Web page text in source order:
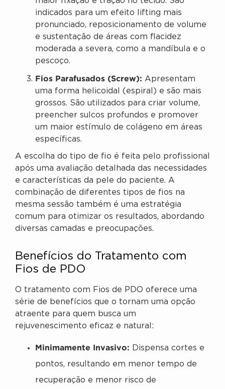
indicados para um efeito lifting mais
pronunciado, reposicionamento de volume
e sustentação de áreas com flacidez
moderada a severa, como a mandíbula e o
pescoço.
Fios Parafusados (Screw): Apresentam
uma forma helicoidal (espiral) e são mais
grossos. São utilizados para criar volume,
preencher sulcos profundos e promover
um maior estímulo de colágeno em áreas
específicas.
A escolha do tipo de fio é feita pelo profissional
após uma avaliação detalhada das necessidades
e características da pele do paciente. A
combinação de diferentes tipos de fios na
mesma sessão também é uma estratégia
comum para otimizar os resultados, abordando
diversas camadas e preocupações.
Benefícios do Tratamento com
Fios de PDO
O tratamento com Fios de PDO oferece uma
série de benefícios que o tornam uma opção
atraente para quem busca um
rejuvenescimento eficaz e natural:
Minimamente Invasivo: Dispensa cortes e
pontos, resultando em menor tempo de
recuperação e menor risco de